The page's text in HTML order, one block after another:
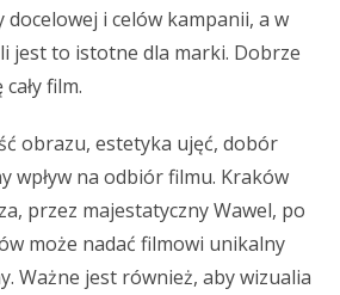
i celów kampanii, a w
jest to istotne dla marki. Dobrze
film.
obrazu, estetyka ujęć, dobór
wpływ na odbiór filmu. Kraków
przez majestatyczny Wawel, po
może nadać filmowi unikalny
Ważne jest również, aby wizualia